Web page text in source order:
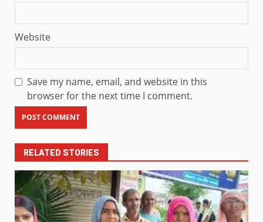
Website
Save my name, email, and website in this
browser for the next time I comment.
RELATED STORIES